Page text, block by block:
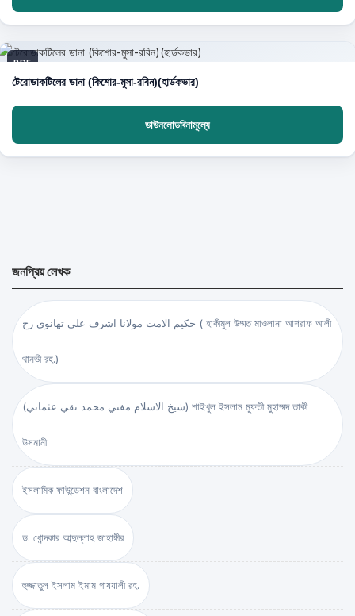
PDF
টেরোডাকটিলের ডানা (কিশোর-মুসা-রবিন)(হার্ডকভার)
ডাউনলোডবিনামূল্যে
জনপ্রিয় লেখক
حكيم الامت مولانا اشرف علي تهانوي رح ( হাকীমুল উম্মত মাওলানা আশরাফ আলী
থানভী রহ.)
(شيخ الاسلام مفتي محمد تقي عثماني) শাইখুল ইসলাম মুফতী মুহাম্মদ তাকী
উসমানী
ইসলামিক ফাউন্ডেশন বাংলাদেশ
ড. খোন্দকার আব্দুল্লাহ জাহাঙ্গীর
হুজ্জাতুল ইসলাম ইমাম গাযযালী রহ.